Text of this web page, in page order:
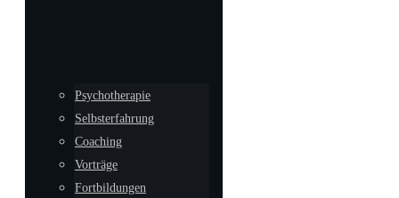
Psychotherapie
Selbsterfahrung
Coaching
Vorträge
Fortbildungen